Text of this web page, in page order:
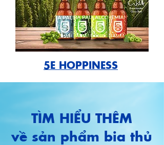
5E HOPPINESS
TÌM HIỂU THÊM
​về sản phẩm bia thủ